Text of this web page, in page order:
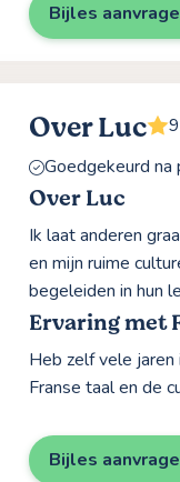
Bijles
Over Luc
Goedgekeurd
Over Luc
Ik laat anderen
en mijn ruime
begeleiden in hun
Ervaring met
Heb zelf vele jaren
Franse taal en de
Bijles